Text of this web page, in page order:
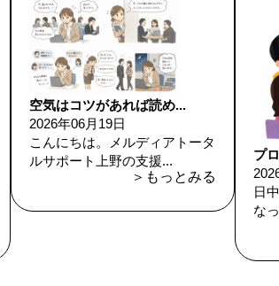
空気はコツがあれば読め...
2026年06月19日
こんにちは。メルディアトータ
ルサポート上野の支援...
＞もっとみる
プ
日
な